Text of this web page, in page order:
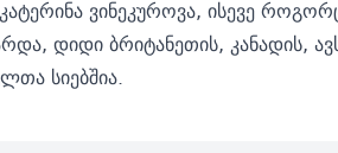
ვინეკუროვა, ისევე
დიდი ბრიტანეთის, კანადის,
სიებშია.